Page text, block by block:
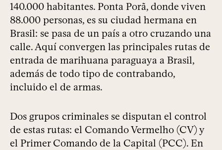
140.000 habitantes. Ponta Porã, donde viven
88.000 personas, es su ciudad hermana en
Brasil: se pasa de un país a otro cruzando una
calle. Aquí convergen las principales rutas de
entrada de marihuana paraguaya a Brasil,
además de todo tipo de contrabando,
incluido el de armas.
Dos grupos criminales se disputan el control
de estas rutas: el Comando Vermelho (CV) y
el Primer Comando de la Capital (PCC). En